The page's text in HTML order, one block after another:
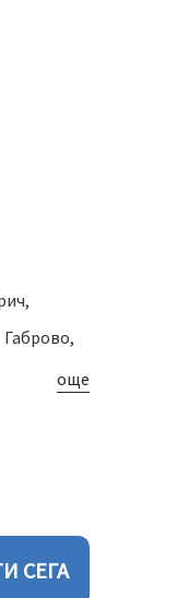
Габрово
още
СЕГА